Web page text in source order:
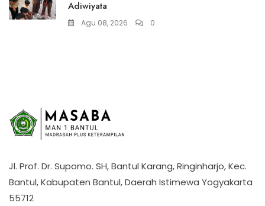
Adiwiyata
Agu 08, 2026 0
Jl. Prof. Dr. Supomo. SH, Bantul Karang, Ringinharjo, Kec.
Bantul, Kabupaten Bantul, Daerah Istimewa Yogyakarta
55712